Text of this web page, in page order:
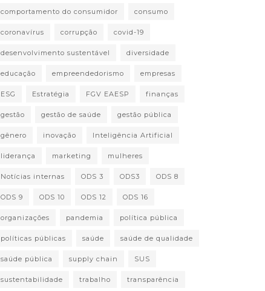
comportamento do consumidor consumo
coronavírus corrupção covid-19
desenvolvimento sustentável diversidade
educação empreendedorismo empresas
ESG Estratégia FGV EAESP finanças
gestão gestão de saúde gestão pública
gênero inovação Inteligência Artificial
liderança marketing mulheres
Notícias internas ODS 3 ODS3 ODS 8
ODS 9 ODS 10 ODS 12 ODS 16
organizações pandemia política pública
políticas públicas saúde saúde de qualidade
saúde pública supply chain SUS
sustentabilidade trabalho transparência